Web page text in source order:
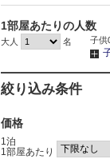
1部屋あたりの人数
大人 名 子供
絞り込み条件
価格
1泊
1部屋あたり